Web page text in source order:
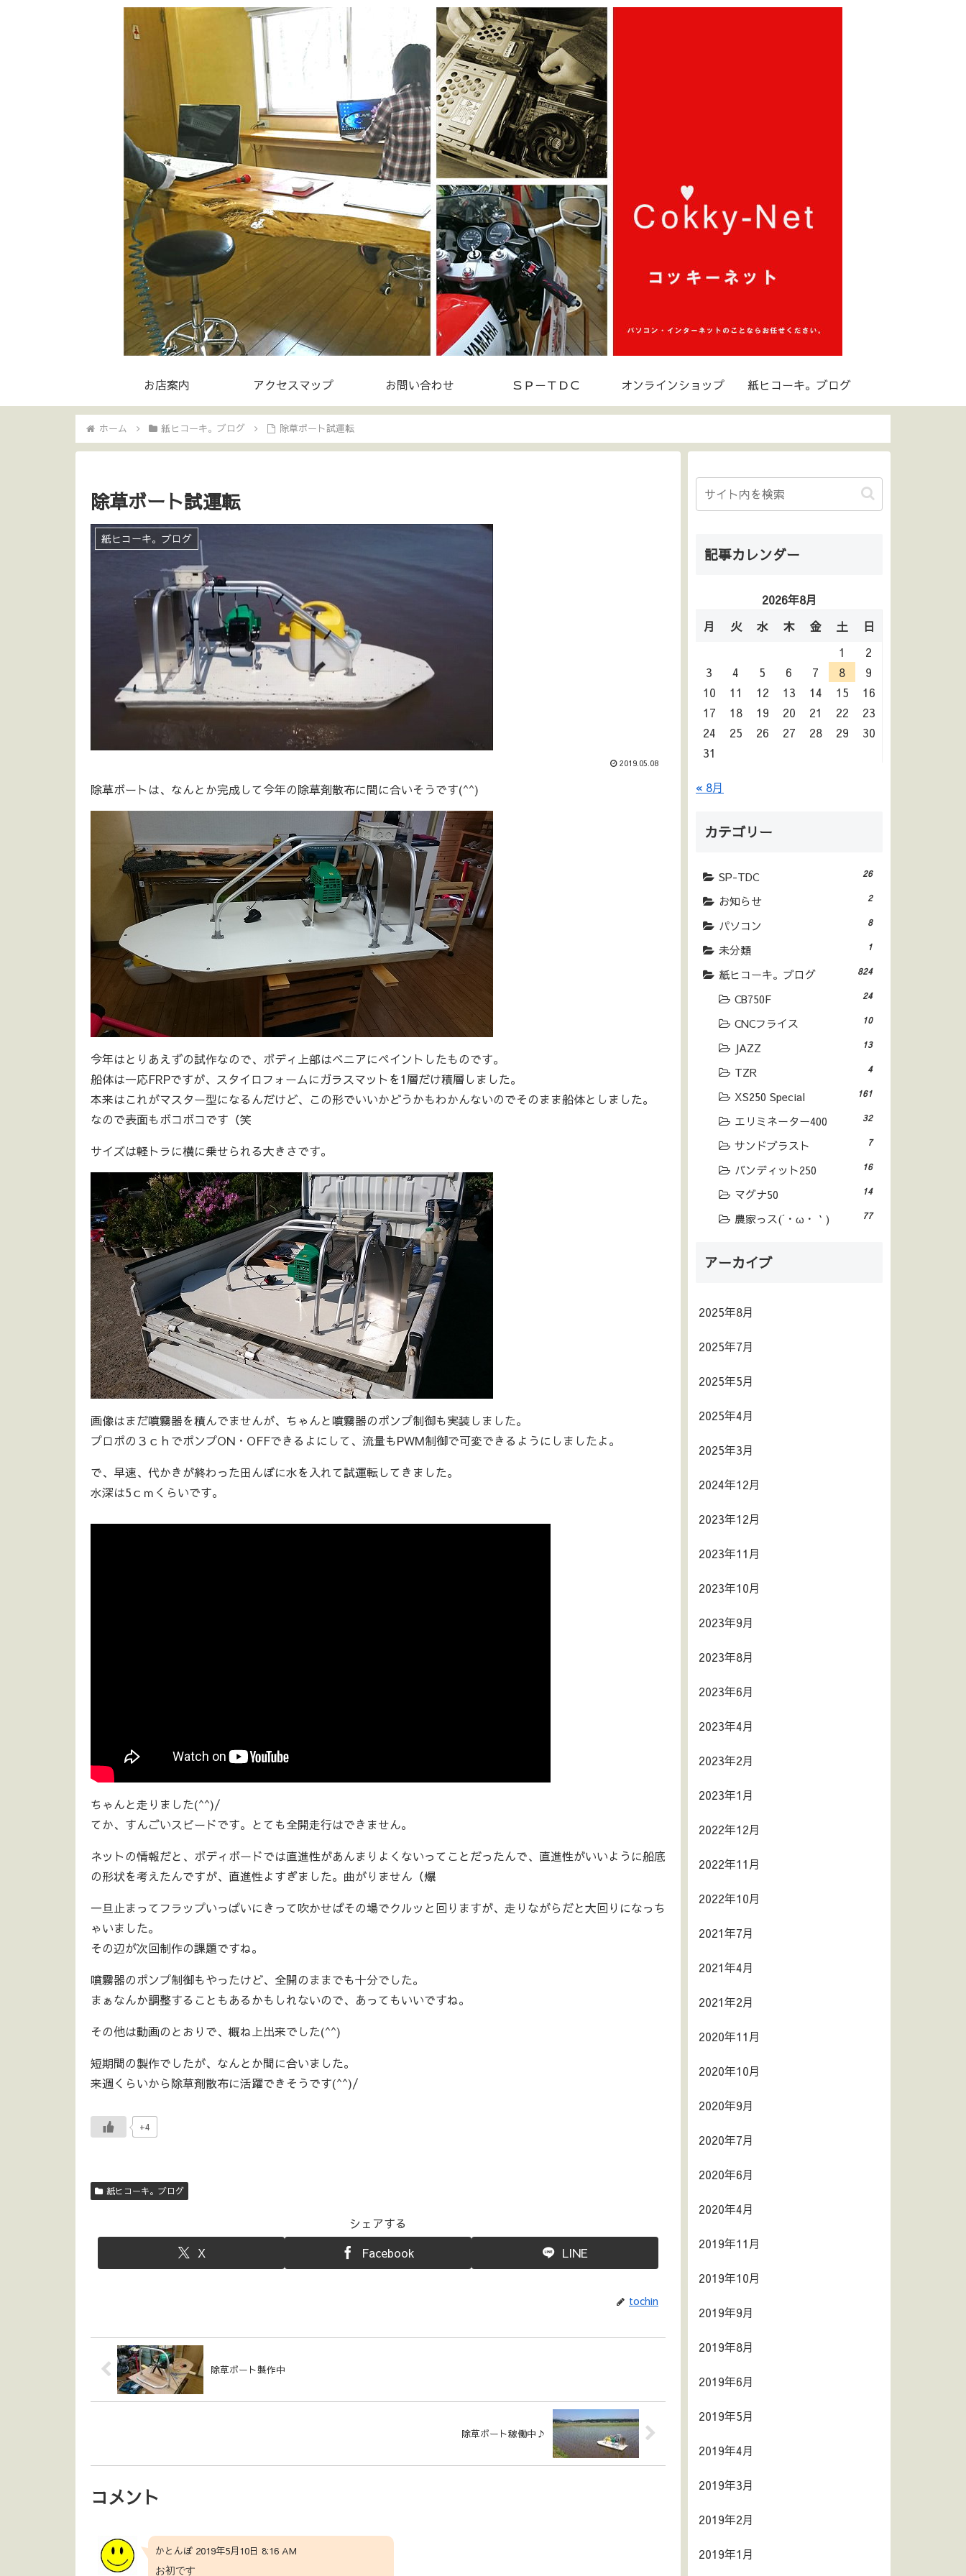
お店案内 アクセスマップ お問い合わせ ＳＰ－ＴＤＣ オンラインショップ 紙ヒコーキ。ブログ
ホーム 紙ヒコーキ。ブログ 除草ボート試運転
除草ボート試運転
紙ヒコーキ。ブログ
2019.05.08
除草ボートは、なんとか完成して今年の除草剤散布に間に合いそうです(^^)
今年はとりあえずの試作なので、ボディ上部はベニアにペイントしたものです。
船体は一応FRPですが、スタイロフォームにガラスマットを1層だけ積層しました。
本来はこれがマスター型になるんだけど、この形でいいかどうかもわかんないのでそのまま船体としました。
なので表面もボコボコです（笑
サイズは軽トラに横に乗せられる大きさです。
画像はまだ噴霧器を積んでませんが、ちゃんと噴霧器のポンプ制御も実装しました。
プロポの３ｃｈでポンプON・OFFできるよにして、流量もPWM制御で可変できるようにしましたよ。
で、早速、代かきが終わった田んぼに水を入れて試運転してきました。
水深は5ｃｍくらいです。
ちゃんと走りました(^^)/
てか、すんごいスピードです。とても全開走行はできません。
ネットの情報だと、ボディボードでは直進性があんまりよくないってことだったんで、直進性がいいように船底
の形状を考えたんですが、直進性よすぎました。曲がりません（爆
一旦止まってフラップいっぱいにきって吹かせばその場でクルッと回りますが、走りながらだと大回りになっち
ゃいました。
その辺が次回制作の課題ですね。
噴霧器のポンプ制御もやったけど、全開のままでも十分でした。
まぁなんか調整することもあるかもしれないので、あってもいいですね。
その他は動画のとおりで、概ね上出来でした(^^)
短期間の製作でしたが、なんとか間に合いました。
来週くらいから除草剤散布に活躍できそうです(^^)/
+4
紙ヒコーキ。ブログ
シェアする
X
Facebook LINE
tochin
除草ボート製作中
除草ボート稼働中♪
コメント
かとんぼ 2019年5月10日 8:16 AM
お初です
記事カレンダー
2026年8月
月
火 水 木 金 土
日
1
2
3
4 5 6 7 8
9
10
11 12 13 14 15
16
17
18 19 20 21 22
23
24
25 26 27 28 29
30
31
« 8月
カテゴリー
SP-TDC 26
お知らせ 2
パソコン 8
未分類 1
紙ヒコーキ。ブログ 824
CB750F 24
CNCフライス 10
JAZZ 13
TZR 4
XS250 Special 161
エリミネーター400 32
サンドブラスト 7
バンディット250 16
マグナ50 14
農家っス(´・ω・｀) 77
アーカイブ
2025年8月
2025年7月
2025年5月
2025年4月
2025年3月
2024年12月
2023年12月
2023年11月
2023年10月
2023年9月
2023年8月
2023年6月
2023年4月
2023年2月
2023年1月
2022年12月
2022年11月
2022年10月
2021年7月
2021年4月
2021年2月
2020年11月
2020年10月
2020年9月
2020年7月
2020年6月
2020年4月
2019年11月
2019年10月
2019年9月
2019年8月
2019年6月
2019年5月
2019年4月
2019年3月
2019年2月
2019年1月